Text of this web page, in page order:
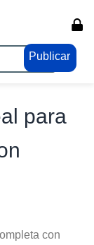
Publicar
para
con